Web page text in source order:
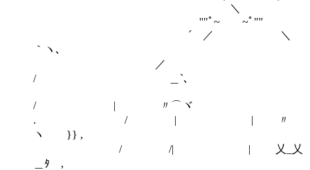
＼
''"ﾟ~￣￣~ﾟ"''
´ ／ ＼
｀ヽ､
／
/ ＿`､
/ | 〃⌒ヾ
. / | | 〃
ヽ }} ,
/ /| | 乂_乂
＿ﾀ ,